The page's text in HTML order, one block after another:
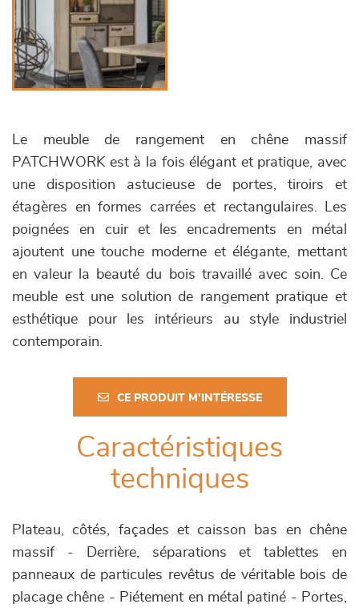
Le meuble de rangement en chêne massif
PATCHWORK est à la fois élégant et pratique, avec
une disposition astucieuse de portes, tiroirs et
étagères en formes carrées et rectangulaires. Les
poignées en cuir et les encadrements en métal
ajoutent une touche moderne et élégante, mettant
en valeur la beauté du bois travaillé avec soin. Ce
meuble est une solution de rangement pratique et
esthétique pour les intérieurs au style industriel
contemporain.
CE PRODUIT M'INTÉRESSE
Caractéristiques
techniques
Plateau, côtés, façades et caisson bas en chêne
massif - Derrière, séparations et tablettes en
panneaux de particules revêtus de véritable bois de
placage chêne - Piétement en métal patiné - Portes,